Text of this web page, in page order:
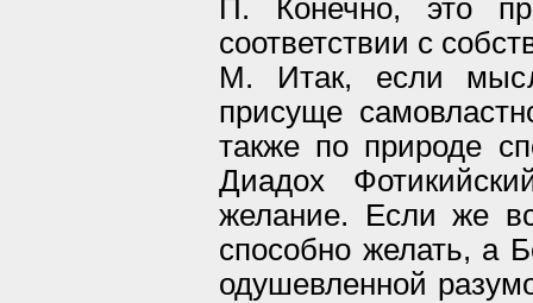
П. Конечно, это
соответствии с
М. Итак, если
присуще
также по природе
Диадох
желание. Если же
способно желать, а
одушевленной